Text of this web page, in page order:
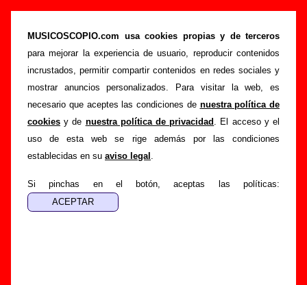
MUSICOSCOPIO.com usa cookies propias y de terceros
para mejorar la experiencia de usuario, reproducir contenidos
incrustados, permitir compartir contenidos en redes sociales y
mostrar anuncios personalizados. Para visitar la web, es
necesario que aceptes las condiciones de nuestra política de
cookies y de nuestra política de privacidad . El acceso y el
uso de esta web se rige además por las condiciones
establecidas en su aviso legal .
Si pinchas en el botón, aceptas las políticas:
“Tomando tierra” (LP de vinilo de 12’’, 1988) -
Aerolíneas Federales
Portada >Aerolíneas Federales >Discografía > Tomando tierra
Esta página pretende recopilar todo tipo de información
sobre eldisco “Tomando tierra”, interpretado por
Aerolíneas Federales . Además del listado de canciones
incluidas en el disco, también se mostrarán en esta página
otros tipos de información a medida que estén disponibles:
grabación de las canciones (productor, músicos,
colaboradores y responsables de la grabación, las mezclas y